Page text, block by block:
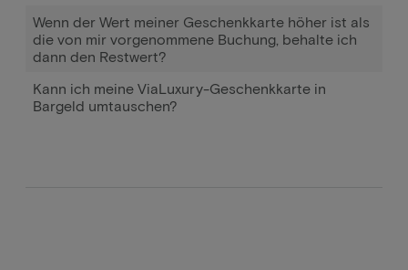
Wenn der Wert meiner Geschenkkarte höher ist als
die von mir vorgenommene Buchung, behalte ich
dann den Restwert?
Kann ich meine ViaLuxury-Geschenkkarte in
Bargeld umtauschen?